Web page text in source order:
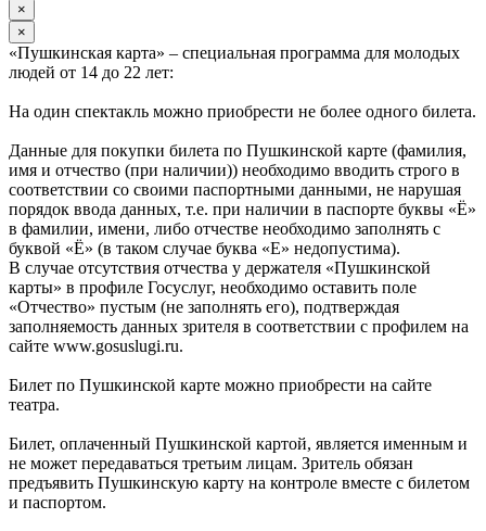
×
×
«Пушкинская карта» – специальная программа для молодых
людей от 14 до 22 лет:
На один спектакль можно приобрести не более одного билета.
Данные для покупки билета по Пушкинской карте (фамилия,
имя и отчество (при наличии)) необходимо вводить строго в
соответствии со своими паспортными данными, не нарушая
порядок ввода данных, т.е. при наличии в паспорте буквы «Ё»
в фамилии, имени, либо отчестве необходимо заполнять с
буквой «Ё» (в таком случае буква «Е» недопустима).
В случае отсутствия отчества у держателя «Пушкинской
карты» в профиле Госуслуг, необходимо оставить поле
«Отчество» пустым (не заполнять его), подтверждая
заполняемость данных зрителя в соответствии с профилем на
сайте www.gosuslugi.ru.
Билет по Пушкинской карте можно приобрести на сайте
театра.
Билет, оплаченный Пушкинской картой, является именным и
не может передаваться третьим лицам. Зритель обязан
предъявить Пушкинскую карту на контроле вместе с билетом
и паспортом.